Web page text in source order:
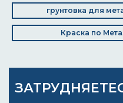
грунтовка для
Краска по